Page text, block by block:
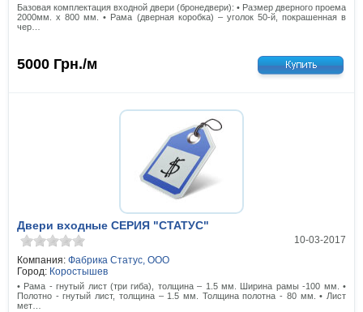
Базовая комплектация входной двери (бронедвери): • Размер дверного проема
2000мм. х 800 мм. • Рама (дверная коробка) – уголок 50-й, покрашенная в
чер…
5000 Грн./м
Двери входные СЕРИЯ "СТАТУС"
10-03-2017
Компания: Фабрика Статус, ООО
Город: Коростышев
• Рама - гнутый лист (три гиба), толщина – 1.5 мм. Ширина рамы -100 мм. •
Полотно - гнутый лист, толщина – 1.5 мм. Толщина полотна - 80 мм. • Лист
мет…